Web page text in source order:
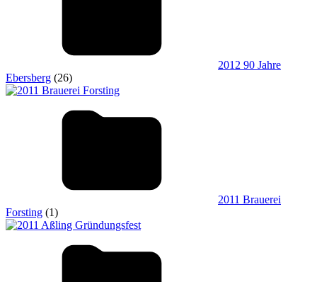
2012 90 Jahre
Ebersberg (26)
2011 Brauerei
Forsting (1)